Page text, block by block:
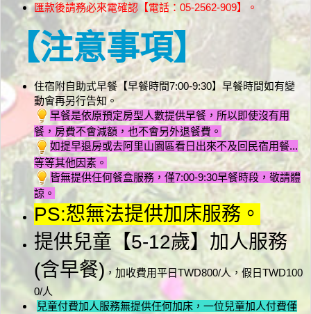
匯款後請務必來電確認【電話：05-2562-909】。
【注意事項】
住宿附自助式早餐【早餐時間7:00-9:30】早餐時間如有變
動會再另行告知。
早餐是依原預定房型人數提供早餐 ，所以即使沒有用
餐，房費不會減額，也不會另外退餐費。
如提早退房或去阿里山園區看日出來不及回民宿用餐...
等等其他因素。
皆無提供任何餐盒服務，僅7:00-9:30早餐時段，敬請體
諒。
PS:恕無法提供加床服務。
提供兒童【5-12歲】加人服務
(含早餐) ，加收費用平日TWD800/人，假日TWD100
0/人
兒童付費加人服務無提供任何加床，一位兒童加人付費僅